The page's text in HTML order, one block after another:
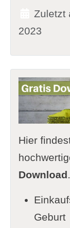
Zuletzt
2023
Hier
Download.
Geburt